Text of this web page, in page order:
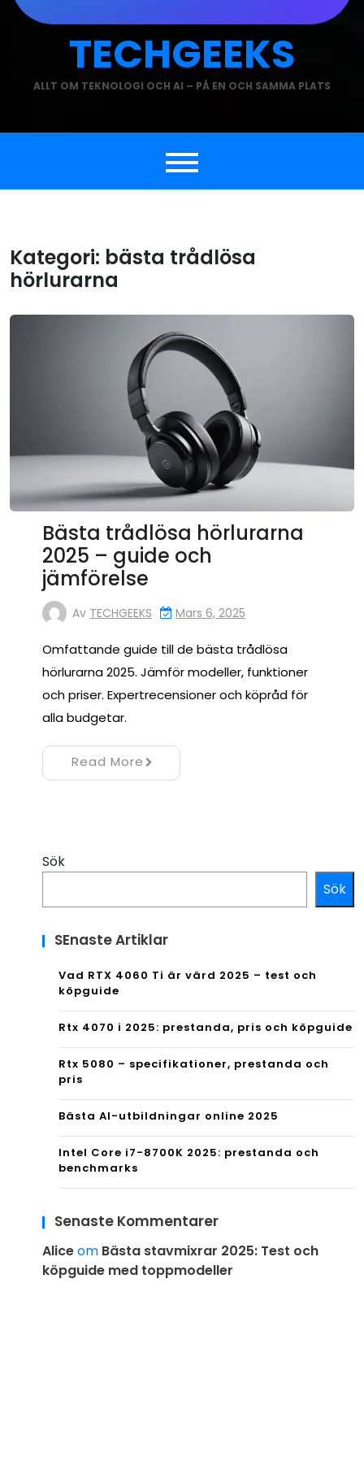
TECHGEEKS
ALLT OM TEKNOLOGI OCH AI – PÅ EN OCH SAMMA PLATS
Kategori: bästa trådlösa
hörlurarna
Bästa trådlösa hörlurarna
2025 – guide och
jämförelse
Av TECHGEEKS Mars 6, 2025
Omfattande guide till de bästa trådlösa
hörlurarna 2025. Jämför modeller, funktioner
och priser. Expertrecensioner och köpråd för
alla budgetar.
Read More
Sök
Sök
SEnaste Artiklar
Vad RTX 4060 Ti är värd 2025 – test och
köpguide
Rtx 4070 i 2025: prestanda, pris och köpguide
Rtx 5080 – specifikationer, prestanda och
pris
Bästa AI-utbildningar online 2025
Intel Core i7-8700K 2025: prestanda och
benchmarks
Senaste Kommentarer
Aliceom Bästa stavmixrar 2025: Test och
köpguide med toppmodeller